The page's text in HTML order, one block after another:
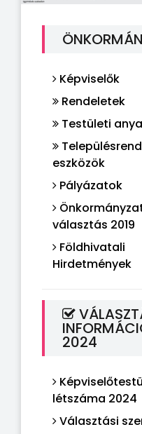
Képviselők
Rendeletek
Testületi
eszközök
Pályázatok
választás 2019
Földhivatali
Hirdetmények
2024
létszáma 2024
Választási